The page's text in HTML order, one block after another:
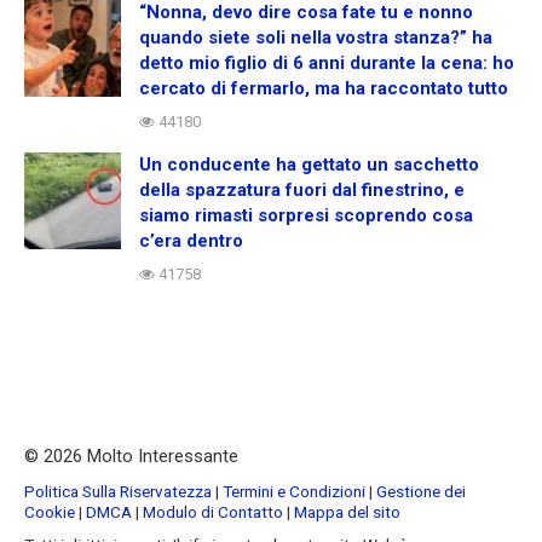
“Nonna, devo dire cosa fate tu e nonno
quando siete soli nella vostra stanza?” ha
detto mio figlio di 6 anni durante la cena: ho
cercato di fermarlo, ma ha raccontato tutto
44180
Un conducente ha gettato un sacchetto
della spazzatura fuori dal finestrino, e
siamo rimasti sorpresi scoprendo cosa
c’era dentro
41758
© 2026 Molto Interessante
Politica Sulla Riservatezza| Termini e Condizioni| Gestione dei
Cookie| DMCA| Modulo di Contatto | Mappa del sito